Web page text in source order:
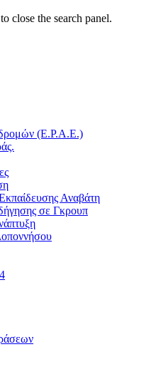
close the search panel.
(Ε.Ρ.Α.Ε.)
Αναβάτη
σε Γκρουπ